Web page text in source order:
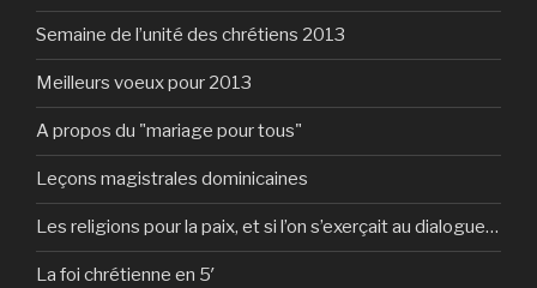
Semaine de l’unité des chrétiens 2013
Meilleurs voeux pour 2013
A propos du "mariage pour tous"
Leçons magistrales dominicaines
Les religions pour la paix, et si l’on s’exerçait au dialogue…
La foi chrétienne en 5′